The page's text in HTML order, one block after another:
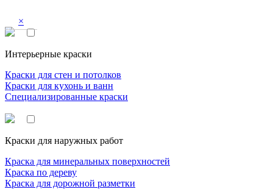
×
Интерьерные краски
Краски для стен и потолков
Краски для кухонь и ванн
Специализированные краски
Краски для наружных работ
Краска для минеральных поверхностей
Краска по дереву
Краска для дорожной разметки